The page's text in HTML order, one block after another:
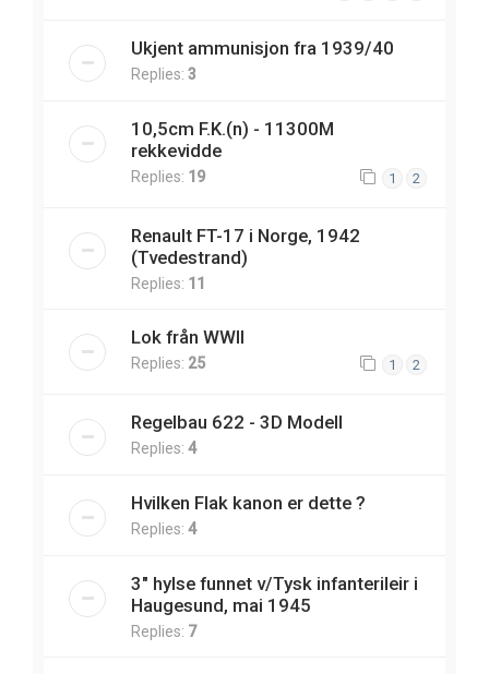
Ukjent ammunisjon fra 1939/40
Replies: 3
10,5cm F.K.(n) - 11300M
rekkevidde
Replies: 19 1 2
Renault FT-17 i Norge, 1942
(Tvedestrand)
Replies: 11
Lok från WWII
Replies: 25 1 2
Regelbau 622 - 3D Modell
Replies: 4
Hvilken Flak kanon er dette ?
Replies: 4
3" hylse funnet v/Tysk infanterileir i
Haugesund, mai 1945
Replies: 7